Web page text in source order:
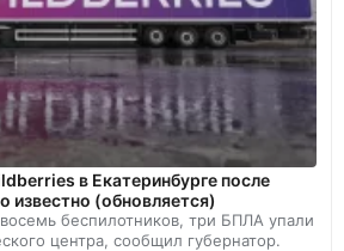
в Екатеринбурге после
известно (обновляется)
беспилотников, три БПЛА упали
центра, сообщил губернатор.